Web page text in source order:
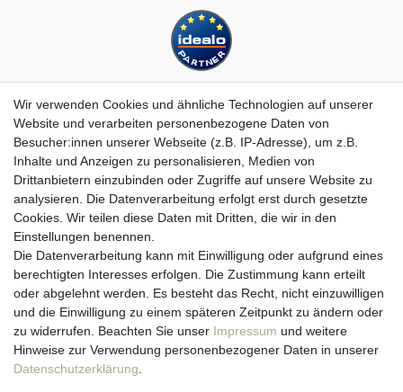
Kundenservice
Hotline: 07452 - 847 162 0
Kontakt
Anmelden
Registrieren
Newsletter
Versand & Lieferung
Zahlungsarten
viasalutis
Mehr zu viasalutis
Beratungscenter Haut
Wir verwenden Cookies und ähnliche Technologien auf unserer
Website und verarbeiten personenbezogene Daten von
Besucher:innen unserer Webseite (z.B. IP-Adresse), um z.B.
Inhalte und Anzeigen zu personalisieren, Medien von
Drittanbietern einzubinden oder Zugriffe auf unsere Website zu
analysieren. Die Datenverarbeitung erfolgt erst durch gesetzte
Cookies. Wir teilen diese Daten mit Dritten, die wir in den
Einstellungen benennen.
Die Datenverarbeitung kann mit Einwilligung oder aufgrund eines
berechtigten Interesses erfolgen. Die Zustimmung kann erteilt
oder abgelehnt werden. Es besteht das Recht, nicht einzuwilligen
und die Einwilligung zu einem späteren Zeitpunkt zu ändern oder
zu widerrufen. Beachten Sie unser Impressum und weitere
Hinweise zur Verwendung personenbezogener Daten in unserer
Daten­schutz­erklärung